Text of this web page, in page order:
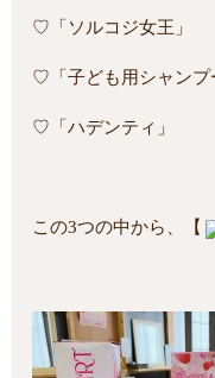
♡「ソルコジ女王」
♡「子ども用シャンプ
♡「ハデンティ」
この3つの中から、【